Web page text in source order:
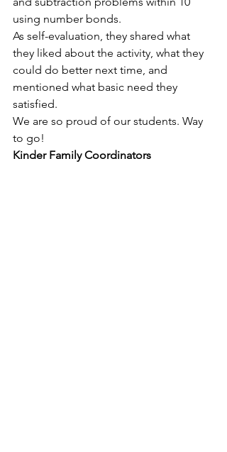
using number bonds.
As self-evaluation, they shared what
they liked about the activity, what they
could do better next time, and
mentioned what basic need they
satisfied.
We are so proud of our students. Way
to go!
Kinder Family Coordinators